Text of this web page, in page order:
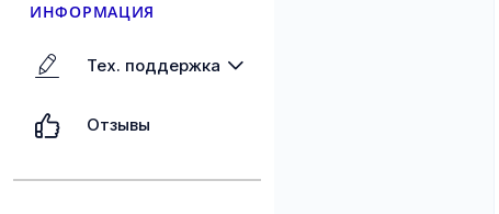
ИНФОРМАЦИЯ
Тех. поддержка
Отзывы